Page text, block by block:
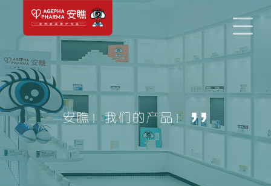
安瞧！我们的产品！ ,,